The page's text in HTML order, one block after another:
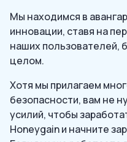
Мы находимся в
инновации, ставя на
наших пользователей,
целом.
Хотя мы прилагаем
безопасности, вам не
усилий, чтобы
Honeygain и начните